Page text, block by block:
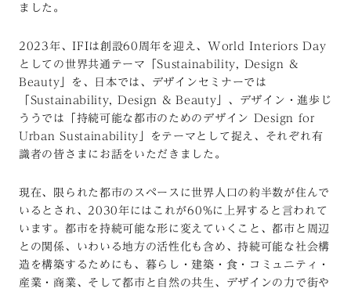
ました。
2023年、IFIは創設60周年を迎え、World Interiors Day
としての世界共通テーマ「Sustainability, Design &
Beauty」を、日本では、デザインセミナーでは
「Sustainability, Design & Beauty」、デザイン・進歩じ
ううでは「持続可能な都市のためのデザイン Design for
Urban Sustainability」をテーマとして捉え、それぞれ有
識者の皆さまにお話をいただきました。
現在、限られた都市のスペースに世界人口の約半数が住んで
いるとされ、2030年にはこれが60%に上昇すると言われて
います。都市を持続可能な形に変えていくこと、都市と周辺
との関係、いわいる地方の活性化も含め、持続可能な社会構
造を構築するためにも、暮らし・建築・食・コミュニティ・
産業・商業、そして都市と自然の共生、デザインの力で街や